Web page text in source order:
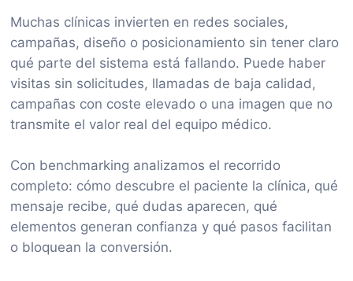
Muchas clínicas invierten en redes sociales,
campañas, diseño o posicionamiento sin tener claro
qué parte del sistema está fallando. Puede haber
visitas sin solicitudes, llamadas de baja calidad,
campañas con coste elevado o una imagen que no
transmite el valor real del equipo médico.
Con benchmarking analizamos el recorrido
completo: cómo descubre el paciente la clínica, qué
mensaje recibe, qué dudas aparecen, qué
elementos generan confianza y qué pasos facilitan
o bloquean la conversión.